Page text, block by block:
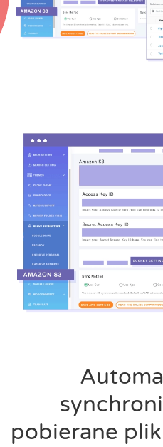
pobierane